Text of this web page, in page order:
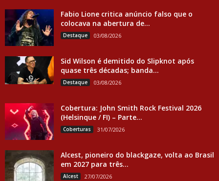
Fabio Lione critica anúncio falso que o
colocava na abertura de...
Destaque 03/08/2026
Sid Wilson é demitido do Slipknot após
quase três décadas; banda...
Destaque 03/08/2026
Cobertura: John Smith Rock Festival 2026
(Helsinque / FI) – Parte...
Coberturas 31/07/2026
Alcest, pioneiro do blackgaze, volta ao Brasil
em 2027 para três...
Alcest 27/07/2026